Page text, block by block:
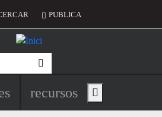
del compte d'usuari
PUBLICA
principal de
recursos Show main menu